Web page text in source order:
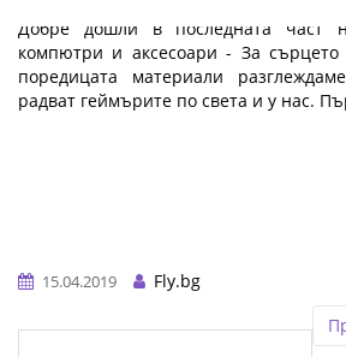
Добре дошли в последната част
компютри и аксесоари - За
поредицата материали
радват геймърите по света и у нас.
15.04.2019
Fly.bg